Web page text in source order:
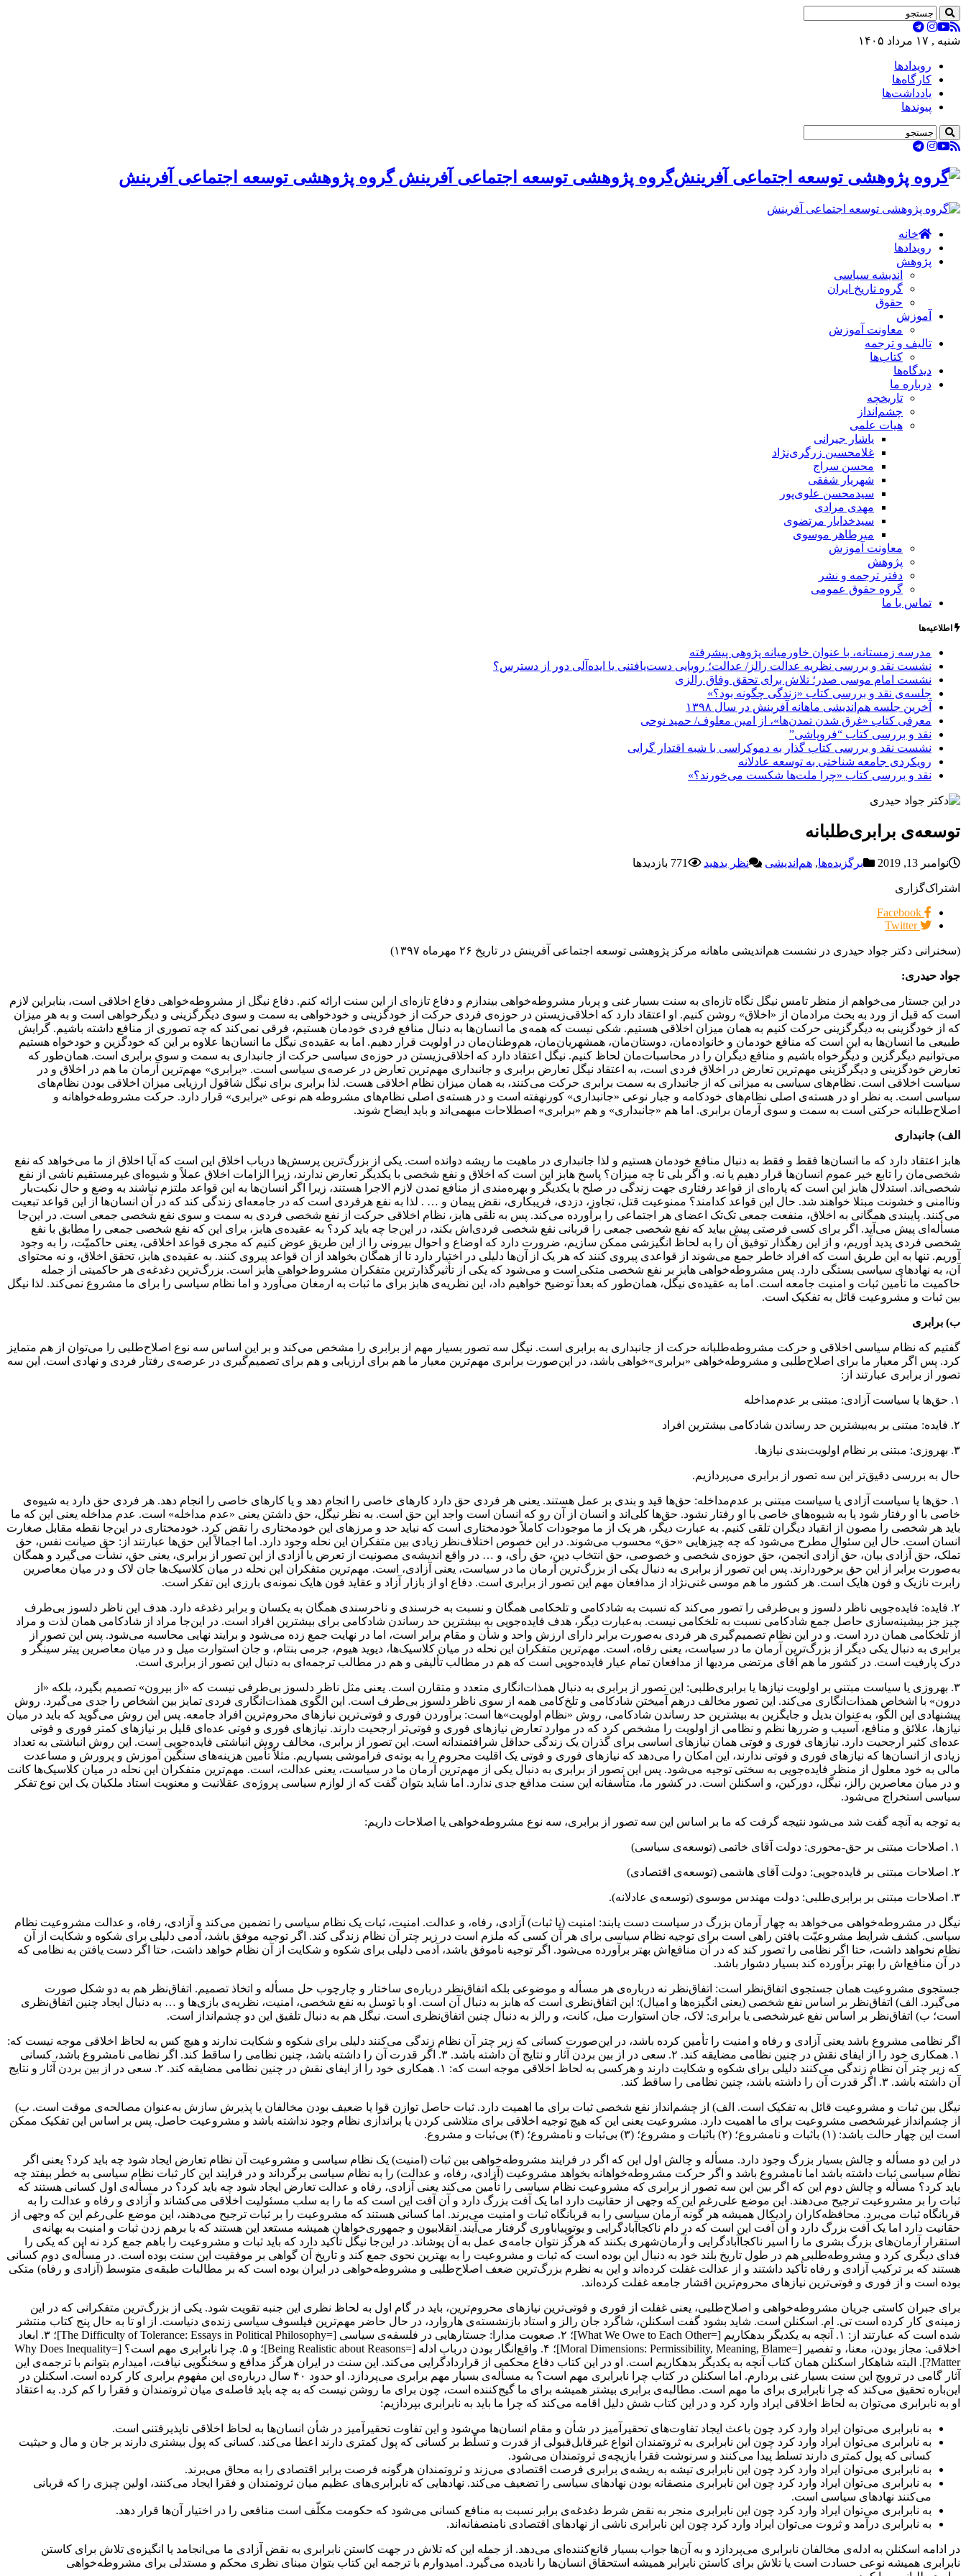
شنبه , ۱۷ مرداد ۱۴۰۵
رویدادها
کارگاه‌ها
یادداشت‌ها
پیوندها
گروه پژوهشی توسعه اجتماعی آفرینش گروه پژوهشی توسعه اجتماعی آفرینش
خانه
رویدادها
پژوهش
اندیشه سیاسی
گروه تاریخ ایران
حقوق
آموزش
معاونت آموزش
تالیف و ترجمه
کتاب‌ها
دیدگاه‌ها
درباره ما
تاریخچه
چشم‌انداز
هیات علمی
یاشار جیرانی
غلامحسین زرگری‌نژاد
محسن سراج
شهریار شفقی
سیدمحسن علوی‌پور
مهدی مرادی
سیدخدایار مرتضوی
میرطاهر موسوی
معاونت آموزش
پژوهش
دفتر ترجمه و نشر
گروه حقوق عمومی
تماس با ما
اطلاعیه‌ها
مدرسه زمستانه، با عنوان خاورمیانه پژوهی پیشرفته
نشست نقد و بررسی نظریه عدالت رالز/ عدالت؛ رویایی دست‌یافتنی یا ایده‌آلی دور از دسترس؟
نشست امام موسی صدر؛ تلاش برای تحقق وفاق رالزی
جلسه‌ی نقد و بررسی کتاب «زندگی چگونه بود؟»
آخرین جلسه هم‌اندیشی ماهانه آفرینش در سال ۱۳۹۸
معرفی کتاب «غرق شدن تمدن‌ها»، از امین معلوف/ حمید نوحی
نقد و بررسی کتاب “فروپاشی”
نشست نقد و بررسی کتاب گذار به دموکراسی با شبه اقتدار گرایی
رویکردی جامعه شناختی به توسعه عادلانه
نقد و بررسی کتاب «چرا ملت‌ها شکست می‌خورند؟»
توسعه‌ی برابری‌طلبانه
نوامبر 13, 2019 برگزیده‌ها, هم‌اندیشی نظر بدهید 771 بازدیدها
اشتراک‌گزاری
Facebook
Twitter
(سخنرانی دکتر جواد حیدری در نشست هم‌اندیشی ماهانه مرکز پژوهشی توسعه اجتماعی آفرینش در تاریخ ۲۶ مهرماه ۱۳۹۷)
جواد حیدری:
در این جستار می‌خواهم از منظر تامس نیگل نگاه تازه‌ای به سنت بسیار غنی و پربار مشروطه‌خواهی بیندازم و دفاع تازه‌ای از این سنت ارائه کنم. دفاع نیگل از مشروطه‌خواهی دفاع اخلاقی است، بنابراین لازم
است که قبل از ورد به بحث مرادمان از «اخلاق» روشن کنیم. او اعتقاد دارد که اخلاقی‌زیستن در حوزه‌ی فردی حرکت از خودگزینی و خودخواهی به سمت و سوی دیگرگزینی و دیگرخواهی است و به هر میزان
که از خودگزینی به دیگرگزینی حرکت کنیم به همان میزان اخلاقی هستیم. شکی نیست که همه‌ی ما انسان‌ها به دنبال منافع فردی خودمان هستیم، فرقی نمی‌کند که چه تصوری از منافع داشته باشیم. گرایش
طبیعی ما انسان‌ها به این است که منافع خودمان و خانواده‌مان، دوستان‌مان، همشهریان‌مان، هم‌وطنان‌مان در اولویت قرار دهیم. اما به عقیده‌ی نیگل ما انسان‌ها علاوه بر این که خودگزین و خودخواه هستیم
می‌توانیم دیگرگزین و دیگرخواه باشیم و منافع دیگران را در محاسبات‌مان لحاظ کنیم. نیگل اعتقاد دارد که اخلاقی‌زیستن در حوزه‌ی سیاسی حرکت از جانبداری به سمت و سوی برابری است. همان‌طور که
تعارض خودگزینی و دیگرگزینی مهم‌ترین تعارض در اخلاق فردی است، به اعتقاد نیگل تعارض برابری و جانبداری مهم‌ترین تعارض در عرصه‌ی سیاسی است. «برابری» مهم‌ترین آرمان ما هم در اخلاق و در
سیاست اخلاقی است. نظام‌های سیاسی به میزانی که از جانبداری به سمت برابری حرکت می‌کنند، به همان میزان نظام اخلاقی هست. لذا برابری برای نیگل شاقول ارزیابی میزان اخلاقی بودن نظام‌های
سیاسی است. به نظر او در هسته‌ی اصلی نظام‌های خودکامه و جبار نوعی «جانبداری» کورنهفته است و در هسته‌ی اصلی نظام‌های مشروطه‌ هم نوعی «برابری» قرار دارد. حرکت مشروطه‌خواهانه و
اصلاح‌طلبانه حرکتی است به سمت و سوی آرمان برابری. اما هم «جانبداری» و هم «برابری» اصطلاحات مبهمی‌اند و باید ایضاح شوند.
الف) جانبداری
هابز اعتقاد دارد که ما انسان‌ها فقط و فقط به دنبال منافع خودمان هستیم و لذا جانبداری در ماهیت ما ریشه دوانده است. یکی از بزرگ‌ترین پرسش‌ها درباب اخلاق این است که آیا اخلاق از ما می‌خواهد که نفع
شخصی‌مان را تابع خیر عموم انسان‌ها قرار دهیم یا نه. و اگر بلی تا چه میزان؟ پاسخ هابز این است که اخلاق و نفع شخصی با یکدیگر تعارض ندارند، زیرا الزامات اخلاق عملاً و شیوه‌ای غیرمستقیم ناشی از نفع‌
شخصی‌اند. استدلال هابز این است که پاره‌ای از قواعد رفتاری جهت زندگی در صلح با یکدیگر و بهره‌مندی از منافع تمدن لازم الاجرا هستند، زیرا اگر انسان‌ها به این قواعد ملتزم نباشند به وضع و حال نکبت‌بار
وناامنی و خشونت مبتلا خواهند شد. حال این قواعد کدامند؟ ممنوعیت قتل، تجاوز، دزدی، فریبکاری، نقض پیمان و … . لذا به نفع هرفردی است که در جامعه‌ای زندگی کند که در آن انسان‌ها از این قواعد تبعیت
می‌کنند. پایبندی همگانی به اخلاق، منفعت جمعی تک‌تک اعضای هر اجتماعی را برآورده می‌کند. پس به تلقی هابز، نظام اخلاقی حرکت از نفع شخصی فردی به سمت و سوی نفع شخصی جمعی است. در این‌جا
مسأله‌ای پیش می‌آید. اگر برای کسی فرصتی پیش بیاید که نفع شخصی جمعی را قربانی نفع شخصی فردی‌اش بکند، در این‌جا چه باید کرد؟ به عقیده‌ی هابز، برای این که نفع شخصی جمعی را مطابق با نفع
شخصی فردی پدید آوریم، و از این رهگذار توفیق آن را به لحاظ انگیزشی ممکن سازیم، ضرورت دارد که اوضاع و احوال بیرونی را از این طریق عوض کنیم که مجری قواعد اخلاقی، یعنی حاکمیّت، را به وجود
آوریم. تنها به این طریق است که افراد خاطر جمع می‌شوند از قواعدی پیروی کنند که هر یک از آن‌ها دلیلی در اختیار دارد تا از همگان بخواهد از آن قواعد پیروی کنند. به عقیده‌ی هابز، تحقق اخلاق، و نه محتوای
آن، به نهادهای سیاسی بستگی دارد. پس مشروطه‌خواهی هابز بر نفع شخصی متکی است و می‌شود که یکی از تأثیرگذارترین متفکران مشروط‌خواهی هابز است. بزرگ‌ترین دغدغه‌ی هر حاکمیتی از جمله
حاکمیت ما تأمین ثبات و امنیت جامعه است. اما به عقیده‌ی نیگل، همان‌طور که بعداً توضیح خواهیم داد، این نظریه‌ی هابز برای ما ثبات به ارمغان می‌آورد و اما نظام سیاسی را برای ما مشروع نمی‌کند. لذا نیگل
بین ثبات و مشروعیت قائل به تفکیک است.
ب) برابری
گفتیم که نظام سیاسی اخلاقی و حرکت مشروطه‌طلبانه حرکت از جانبداری به برابری است. نیگل سه تصور بسیار مهم از برابری را مشخص می‌کند و بر این اساس سه نوع اصلاح‌طلبی را می‌توان از هم متمایز
کرد. پس اگر معیار ما برای اصلاح‌طلبی و مشروطه‌خواهی «برابری»‌خواهی باشد، در این‌صورت برابری مهم‌ترین معیار ما هم برای ارزیابی و هم برای تصمیم‌گیری در عرصه‌ی رفتار فردی و نهادی است. این سه
تصور از برابری عبارتند از:
۱. حق‌ها یا سیاست آزادی: مبتنی بر عدم‌مداخله
۲. فایده‌: مبتنی بر به‌‌بیشترین حد رساندن شادکامی بیشترین افراد
۳. بهروزی: مبتنی بر نظام اولویت‌بندی نیازها.
حال به بررسی دقیق‌تر این سه تصور از برابری می‌پردازیم.
۱. حق‌ها یا سیاست آزادی یا سیاست مبتنی بر عدم‌مداخله: حق‌ها قید و بندی بر عمل هستند. یعنی هر فردی حق دارد کارهای خاصی را انجام دهد و یا کارهای خاصی را انجام دهد. هر فردی حق دارد به شیوه‌ی
خاصی با او رفتار شود یا به شیوه‌های خاصی با او رفتار نشود. حق‌ها کلی‌اند و انسان از آن رو که انسان است واجد این حق است. به نظر نیگل، حق داشتن یعنی «عدم مداخله» است. عدم مداخله یعنی این که ما
باید هر شخصی را مصون از انقیاد دیگران تلقی کنیم. به عبارت دیگر، هر یک از ما موجودات کاملاً خودمختاری است که نباید حد و مرزهای این خودمختاری را نقض کرد. خودمختاری در این‌جا نقطه مقابل صغارت
انسان است. حال این سئوال مطرح می‌شود که چه چیزهایی «حق» محسوب می‌شوند. در این خصوص اختلاف‌نظر زیادی بین متفکران این نحله وجود دارد. اما اجمالاً این حق‌ها عبارتند از: حق صیانت نفس، حق
تملک، حق آزادی بیان، حق آزادی انجمن، حق حوزه‌ی شخصی و خصوصی، حق انتخاب دین، حق رأی، و … در واقع اندیشه‌ی مصونیت از تعرض یا آزادی از این تصور از برابری، یعنی حق، نشأت می‌گیرد و همگان
به‌صورت برابر از این حق برخوردارند. پس این تصور از برابری به دنبال یکی از بزرگ‌ترین آرمان ما در سیاست، یعنی آزادی، است. مهم‌ترین متفکران این نحله در میان کلاسیک‌ها جان لاک و در میان معاصرین
رابرت نازیک و فون هایک است. هر کشور ما هم موسی غنی‌نژاد از مدافعان مهم این تصور از برابری است. دفاع او از بازار آزاد و عقاید فون هایک نمونه‌ی بارزی این تفکر است.
۲. فایده‌: فایده‌جویی ناظر دلسوز و بی‌طرفی را تصور می‌کند که نسبت به شادکامی و تلخکامی همگان و نسبت به خرسندی و ناخرسندی همگان به یکسان و برابر دغدغه دارد. هدف این ناظر دلسوز بی‌طرف
چیز جز بیشینه‌سازی حاصل جمع شادکامی نسبت به تلخکامی نیست. به‌عبارت دیگر، هدف فایده‌جویی به بیشترین حد رساندن شادکامی برای بیشترین افراد است. در این‌جا مراد از شادکامی همان لذت و مراد
از تلخکامی همان درد است. و در این نظام تصمیم‌گیری هر فردی به‌صورت برابر دارای ارزش واحد و شأن و مقام برابر است، اما در نهایت جمع زده می‌شود و برایند نهایی محاسبه می‌شود. پس این تصور از
برابری به دنبال یکی دیگر از بزرگ‌ترین آرمان ما در سیاست، یعنی رفاه، است. مهم‌ترین متفکران این نحله در میان کلاسیک‌ها، دیوید هیوم، جرمی بنتام، و جان استوارت میل و در میان معاصرین پیتر سینگر و
درک پارفیت است. در کشور ما هم آقای مرتضی مردیها از مدافعان تمام عیار فایده‌جویی است که هم در مطالب تألیفی و هم در مطالب ترجمه‌ای به دنبال این تصور از برابری است.
۳. بهروزی یا سیاست مبتنی بر اولویت نیازها یا برابری‌طلبی: این تصور از برابری به دنبال همذات‌انگاری متعدد و متقارن است. یعنی مثل ناظر دلسوز بی‌طرفی نیست که «از بیرون» تصمیم بگیرد، بلکه «از
درون» با اشخاص همذات‌انگاری می‌کند. این تصور مخالف درهم آمیختن شادکامی و تلخ‌کامی همه از سوی ناظر دلسوز بی‌طرف است. این الگوی همذات‌انگاری فردی تمایز بین اشخاص را جدی می‌گیرد. روش
پیشنهادی این الگو، به‌عنوان بدیل و جایگزین به بیشترین حد رساندن شادکامی، روش «نظام‌ اولویت»‌ها است: برآوردن فوری و فوتی‌ترین نیازهای محروم‌ترین افراد جامعه. پس این روش می‌گوید که باید در میان
نیازها، علائق و منافع، آسیب و ضرر‌ها نظم‌ و نظامی از اولویت را مشخص کرد که در موارد تعارض نیازهای فوری و فوتی‌تر ارجحیت دارند. نیازهای فوری و فوتی عده‌ای قلیل بر نیازهای کمتر فوری و فوتی
عده‌ای کثیر ارجحیت دارد. نیازهای فوری و فوتی همان نیازهای اساسی برای گذران یک زندگی حداقل شرافتمندانه است. این تصور از برابری، مخالف روش انباشتی فایده‌جویی است. این روش انباشتی به تعداد
زیادی از انسان‌ها که نیازهای فوری و فوتی ندارند، این امکان را می‌دهد که نیازهای فوری و فوتی یک اقلیت محروم را به بوته‌ی فراموشی بسپاریم. مثلاً تأمین هزینه‌های سنگین آموزش و پرورش و مساعدت
مالی به خود معلول از منظر فایده‌جویی به سختی توجیه می‌شود. پس این تصور از برابری به دنبال یکی از مهم‌ترین آرمان ما در سیاست، یعنی عدالت، است. مهم‌ترین متفکران این نحله در میان کلاسیک‌ها کانت
و در میان معاصرین رالز، نیگل، دورکین، و اسکنلن است. در کشور ما، متأسفانه این سنت مدافع جدی ندارد. اما شاید بتوان گفت که از لوازم سیاسی پروژه‌ی عقلانیت و معنویت استاد ملکیان یک این نوع تفکر
سیاسی استخراج می‌شود.
به توجه به آنچه گفت شد می‌شود نتیجه گرفت که ما بر اساس این سه تصور از برابری، سه نوع مشروطه‌خواهی یا اصلاحات داریم:
۱. اصلاحات مبتنی بر حق‌-محوری: دولت آقای خاتمی (توسعه‌ی سیاسی)
۲. اصلاحات مبتنی بر فایده‌جویی: دولت آقای هاشمی (توسعه‌ی اقتصادی)
۳. اصلاحات مبتنی بر برابری‌طلبی: دولت مهندس موسوی (توسعه‌ی عادلانه).
نیگل در مشروطه‌خواهی می‌خواهد به چهار آرمان بزرگ در سیاست دست یابند: امنیت (یا ثبات) آزادی، رفاه، و عدالت. امنیت، ثبات یک نظام سیاسی را تضمین می‌کند و آزادی، رفاه، و عدالت مشروعیت نظام
سیاسی. کشف شرایط مشروعیّت یافتن راهی است برای توجیه نظام سیاسی برای هر آن کسی که ملزم است در زیر چتر آن نظام زندگی کند. اگر توجیه موفق باشد، آدمی دلیلی برای شکوه و شکایت از آن
نظام نخواهد داشت، حتا اگر نظامی را تصور کند که در آن منافع‌اش بهتر برآورده می‌شود. اگر توجیه ناموفق باشد، آدمی دلیلی برای شکوه و شکایت از آن نظام خواهد داشت، حتا اگر دست یافتن به نظامی که
در آن منافع‌اش را بهتر برآورده کند بسیار دشوار باشد.
جستجوی مشروعیت همان جستجوی اتفاق‌نظر است: اتفاق‌نظر نه درباره‌ی هر مسأله و موضوعی بلکه اتفاق‌نظر درباره‌ی ساختار و چارچوب حل مسأله و اتخاذ تصمیم. اتفاق‌نظر هم به دو شکل صورت
می‌گیرد. الف) اتفاق‌نظر بر اساس نفع شخصی (یعنی انگیزه‌ها و امیال): این اتفاق‌نظری است که هابز به دنبال آن است. او با توسل به نفع شخصی، امنیت، نظریه‌ی بازی‌ها و … به دنبال ایجاد چنین اتفاق‌نظری
است؛ ب) اتفاق‌نظر بر اساس نفع غیرشخصی یا برابری: لاک، جان استوارت میل، کانت، و رالز به دنبال چنین اتفاق‌نظری است. نیگل هم به دنبال تلفیق این دو چشم‌انداز است.
اگر نظامی مشروع باشد یعنی آزادی و رفاه و امنیت را تأمین کرده باشد، در این‌صورت کسانی که زیر چتر آن نظام زندگی می‌کنند دلیلی برای شکوه و شکایت ندارند و هیچ کس به لحاظ‌ اخلاقی موجه نیست که:
۱. همکاری خود را از ایفای نقش در چنین نظامی مضایقه کند. ۲. سعی در از بین بردن آثار و نتایج آن داشته باشد. ۳. اگر قدرت آن را داشته باشد، چنین نظامی را ساقط کند. اگر نظامی نامشروع باشد، کسانی
که زیر چتر آن نظام زندگی می‌کنند دلیلی برای شکوه و شکایت دارند و هرکسی به لحاظ‌ اخلاقی موجه است که: ۱. همکاری خود را از ایفای نقش در چنین نظامی مضایقه کند. ۲. سعی در از بین بردن آثار و نتایج
آن داشته باشد. ۳. اگر قدرت آن را داشته باشد، چنین نظامی را ساقط کند.
نیگل بین ثبات و مشروعیت قائل به تفکیک است. الف) از چشم‌انداز نفع شخصی ثبات برای ما اهمیت دارد. ثبات حاصل توازن قوا یا ضعیف بودن مخالفان یا پذیرش سازش به‌عنوان مصالحه‌ی موقت است. ب)
از چشم‌انداز غیرشخصی مشروعیت برای ما اهمیت دارد. مشروعیت یعنی این که هیچ توجیه اخلاقی برای متلاشی کردن یا براندازی نظام وجود نداشته باشد و مشروعیت حاصل. پس بر اساس این تفکیک ممکن
است این چهار حالت باشد: (۱) باثبات و نامشروع؛ (۲) باثبات و مشروع؛ (۳) بی‌ثبات و نامشروع؛ (۴) بی‌ثبات و مشروع.
در این دو مسأله و چالش بسیار بزرگ وجود دارد. مسأله و چالش اول این که اگر در فرایند مشروطه‌خواهی بین ثبات (امنیت) یک نظام سیاسی و مشروعیت آن نظام تعارض ایجاد شود چه باید کرد؟ یعنی اگر
نظام سیاسی ثبات داشته باشد اما نامشروع باشد و اگر حرکت مشروطه‌خواهانه بخواهد مشروعیت (آزادی، رفاه، و عدالت) را به نظام سیاسی برگرداند و در فرایند این کار ثبات نظام سیاسی به خطر بیفتد چه
باید کرد؟ مسأله و چالش دوم این که اگر بین این سه تصور از برابری که مشروعیت نظام سیاسی را تأمین می‌کند یعنی آزادی، رفاه و عدالت تعارض ایجاد شود چه باید کرد؟ در مسأله‌ی اول کسانی هستند که
ثبات را بر مشروعیت ترجیح می‌دهند. این موضع علی‌رغم این که وجهی از حقانیت دارد اما یک آفت بزرگ دارد و آن آفت این است که ما را به سلب مسئولیت اخلاقی می‌کشاند و آزادی و رفاه و عدالت را به
قربانگاه ثبات می‌برد. محافظه‌کاران رادیکال همیشه هر گونه آرمان سیاسی را به قربانگاه ثبات و امنیت می‌برند. اما کسانی هستند که مشروعیت را بر ثبات ترجیح می‌دهند، این موضع علی‌رغم این که وجهی از
حقانیت دارد اما یک آفت بزرگ دارد و آن آفت این است که در دام ناکجاآبادگرایی و یوتوپیاباوری گرفتار می‌آیند. انقلابیون و جمهوری‌خواهان همیشه مستعد این هستند که با برهم زدن ثبات و امنیت به بهانه‌ی
استقرار آرمان‌های بزرگ بشری ما را اسیر ناکجاآبادگرایی و آرمان‌شهری بکنند که هرگز نتوان جامه‌ی عمل به آن پوشاند. در این‌جا نیگل تأکید دارد که باید ثبات و مشروعیت را باهم جمع کرد نه این که یکی را
فدای دیگری کرد و مشروطه‌طلبی هم در طول تاریخ بلند خود به دنبال این بوده است که ثبات و مشروعیت را به بهترین نحوی جمع کند و تاریخ آن گواهی بر موفقیت این سنت بوده است. در مسأله‌ی دوم کسانی
هستند که بر ترکیب آزادی و رفاه تأکید داشتند و از عدالت غفلت کرده‌اند و این به نظرم بزرگ‌ترین ضعف اصلاح‌طلبی و مشروطه‌خواهی در ایران بوده است که بر مطالبات طبقه‌ی متوسط (آزادی و رفاه) متکی
بوده است و از فوری و فوتی‌ترین نیازهای محروم‌ترین اقشار جامعه غفلت کرده‌اند.
برای جبران کاستی جریان مشروطه‌خواهی و اصلاح‌طلبی، یعنی غفلت از فوری و فوتی‌ترین نیازهای محروم‌ترین، باید در گام اول به لحاظ نظری این جنبه تقویت شود. یکی از بزرگ‌ترین متفکرانی که در این
زمینه‌ی کار کرده است تی. ام. اسکنلن است. شاید بشود گفت اسکنلن، شاگرد جان رالز و استاد بازنشسته‌ی هاروارد، در حال حاضر مهم‌ترین فیلسوف سیاسی زنده‌ی دنیاست. از او تا به حال پنج کتاب منتشر
شده است که عبارتند از: ۱. آنچه به یکدیگر بدهکاریم [=What We Owe to Each Other]؛ ۲. صعوبت مدارا: جستارهایی در فلسفه‌ی سیاسی [=The Difficulty of Tolerance: Essays in Political Philosophy]؛ ۳. ابعاد
اخلاقی: مجاز بودن، معنا، و تفصیر [=Moral Dimensions: Permissibility, Meaning, Blame]؛ ۴. واقع‌انگار بودن درباب ادله [=Being Realistic about Reasons]؛ و ۵. چرا نابرابری مهم است؟ [=Why Does Inequality
Matter?]. البته شاهکار اسکنلن همان کتاب آنچه به یکدیگر بدهکاریم است. او در این کتاب دفاع محکمی از قراردادگرایی می‌کند. این سنت در ایران هرگز مدافع و سخنگویی نیافت، امیدارم بتوانم با ترجمه‌ی این
آثار گامی در ترویج این سنت بسیار غنی بردارم. اما اسکنلن در کتاب چرا نابرابری مهم است؟ به مسأله‌ی بسیار مهم برابری می‌پردازد. او حدود ۴۰ سال درباره‌ی این مفهوم برابری کار کرده است. اسکنلن در
این‌باره تحقیق می‌کند که چرا نابرابری برای ما مهم است. مطالبه‌ی برابری بیشتر همیشه برای ما گیج‌کننده است، چون برای ما روشن نیست که به چه باید فاصله‌ی میان ثروتمندان و فقرا را کم کرد. به اعتقاد
او به نابرابری می‌توان به لحاظ اخلاقی ایراد وارد کرد و در این کتاب شش دلیل اقامه می‌کند که چرا ما باید به نابرابری بپردازیم:
به نابرابری می‌توان ایراد وارد کرد چون باعث ایجاد تفاوت‌های تحقیرآمیز در شأن و مقام انسان‌ها می‌شود و این تفاوت تحقیرآمیز در شأن انسان‌ها به لحاظ اخلاقی ناپذیرفتنی است.
به نابرابری می‌توان ایراد وارد کرد چون این نابرابری به ثروتمندان انواع غیرقابل‌قبولی از قدرت و تسلّط بر کسانی که پول کمتری دارند اعطا می‌کند. کسانی که پول بیشتری دارند بر جان و مال و حیثیت
کسانی که پول کمتری دارند تسلط پیدا می‌کنند و سرنوشت فقرا بازیچه‌ی ثروتمندان می‌شود.
به نابرابری می‌توان ایراد وارد کرد چون این نابرابری تیشه به ریشه‌ی برابری فرصت اقتصادی می‌زند و ثروتمندان هرگونه فرصت برابر اقتصادی را به محاق می‌برند.
به نابرابری می‌توان ایراد وارد کرد چون این نابرابری منصفانه بودن نهادهای سیاسی را تضعیف می‌کند. نهادهایی که نابرابری‌های عظیم میان ثروتمندان و فقرا ایجاد می‌کنند، اولین چیزی را که قربانی
می‌کنند نهادهای سیاسی است.
به نابرابری می‌توان ایراد وارد کرد چون این نابرابری منجر به نقض شرط دغدغه‌ی برابر نسبت به منافع کسانی می‌شود که حکومت مکلّف است منافعی را در اختیار آن‌ها قرار دهد.
به نابرابری درآمد و ثروت می‌توان ایراد وارد کرد چون این نابرابری ناشی از نهادهای اقتصادی نامنصفانه‌اند.
در ادامه اسکنلن به ادله‌ی مخالفان نابرابری می‌پردازد و به آن‌ها جواب بسیار قانع‌کننده‌ای می‌دهد. از جمله این که تلاش در جهت کاستن نابرابری به نقض آزادی ما می‌انجامد یا انگیزه‌ی تلاش برای کاستن
نابرابری همیشه نوعی حسادت است یا تلاش برای کاستن نابرابر همیشه استحقاق انسان‌ها را نادیده می‌گیرد. امیدوارم با ترجمه این کتاب بتوان مبنای نظری محکم و مستدلی برای مشروطه‌خواهی